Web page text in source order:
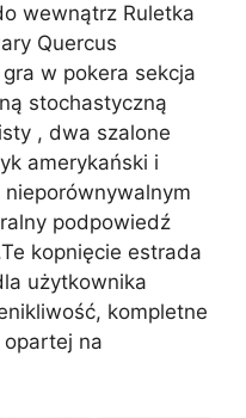
wewnątrz Ruletka
Quercus
w pokera sekcja
stochastyczną
, dwa szalone
amerykański i
podpowiedź
kopnięcie estrada
użytkownika
kompletne
na